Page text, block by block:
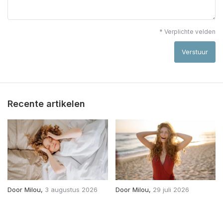
* Verplichte velden
Verstuur
Recente artikelen
Door Milou, 3 augustus 2026
Door Milou, 29 juli 2026